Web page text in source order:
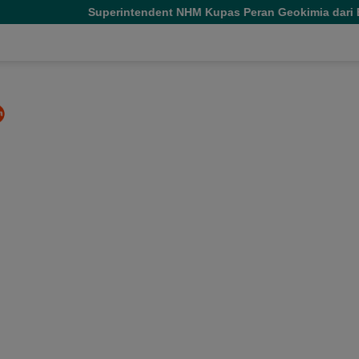
NHM Kupas Peran Geokimia dari Eksplorasi hingga